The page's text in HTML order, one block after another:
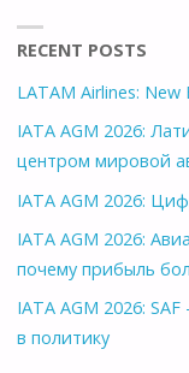
RECENT POSTS
LATAM Airlines: New
IATA AGM 2026:
центром мировой
IATA AGM 2026:
IATA AGM 2026:
почему прибыль
IATA AGM 2026:
в политику